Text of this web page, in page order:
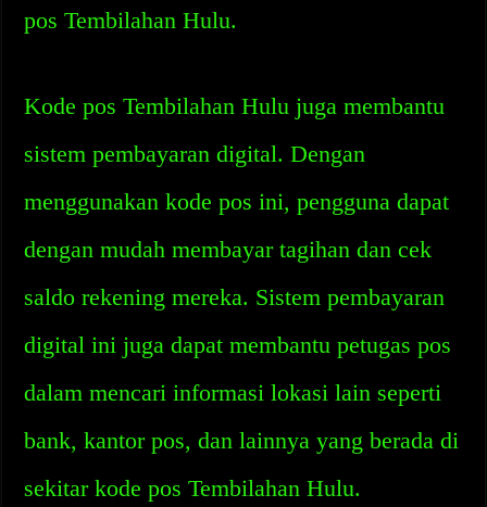
pos Tembilahan Hulu.
Kode pos Tembilahan Hulu juga membantu
sistem pembayaran digital. Dengan
menggunakan kode pos ini, pengguna dapat
dengan mudah membayar tagihan dan cek
saldo rekening mereka. Sistem pembayaran
digital ini juga dapat membantu petugas pos
dalam mencari informasi lokasi lain seperti
bank, kantor pos, dan lainnya yang berada di
sekitar kode pos Tembilahan Hulu.